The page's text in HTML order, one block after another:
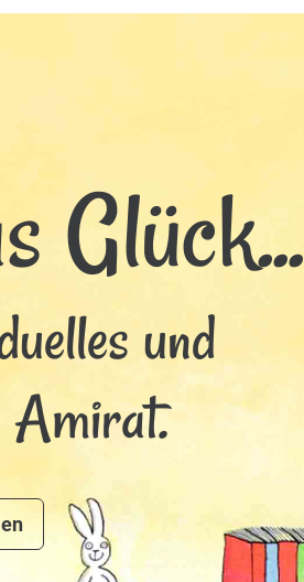
Glück...
und
Amirat.